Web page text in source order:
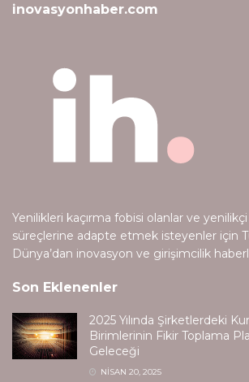
inovasyonhaber.com
Yenilikleri kaçırma fobisi olanlar ve yenilikçi
süreçlerine adapte etmek isteyenler için
Dünya’dan inovasyon ve girişimcilik
Son Eklenenler
2025 Yılında Şirketlerdeki
Birimlerinin Fikir Toplama
Geleceği
NISAN 20, 2025